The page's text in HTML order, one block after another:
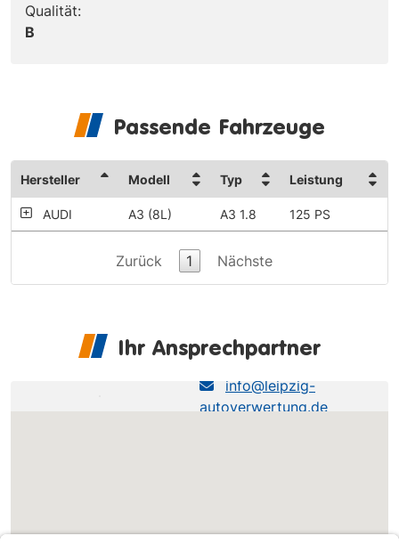
Qualität:
B
Passende Fahrzeuge
Hersteller Modell Typ Leistung
AUDI A3 (8L) A3 1.8 125 PS
Zurück 1 Nächste
Ihr Ansprechpartner
LRP NL Brahestraße
info@leipzig-
autoverwertung.de